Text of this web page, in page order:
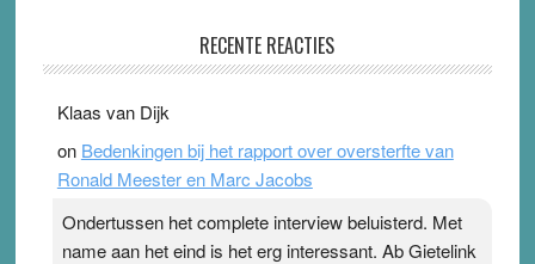
Ward van Beek
topsporters. Ze hopen ermee hun hartslag te verlagen
terwijl ze meer zuurstof opnemen. Daarop heeft zo’n
pleister geen effect. Maar het gevoel ‘makkelijker te
Pleisterplakkers in de topspsort ›[...]
RECENTE REACTIES
Klaas van Dijk
on Bedenkingen bij het rapport over oversterfte van
Ronald Meester en Marc Jacobs
Ondertussen het complete interview beluisterd. Met
name aan het eind is het erg interessant. Ab Gietelink